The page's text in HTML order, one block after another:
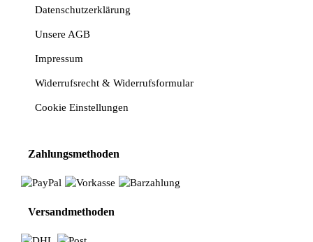
Datenschutzerklärung
Unsere AGB
Impressum
Widerrufsrecht & Widerrufsformular
Cookie Einstellungen
Zahlungsmethoden
Versandmethoden